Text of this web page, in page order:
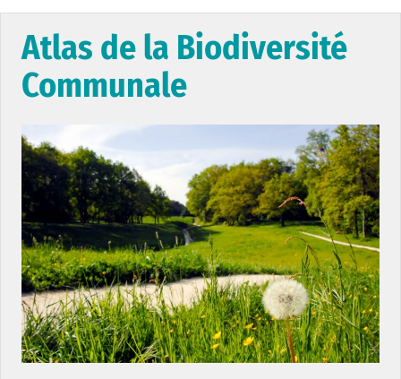
Atlas de la Biodiversité
Communale